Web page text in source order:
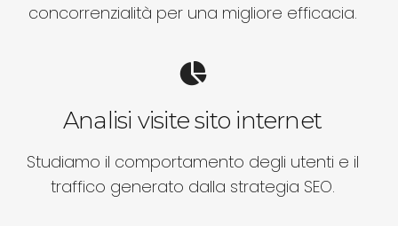
concorrenzialità per una migliore efficacia.
Analisi visite sito internet
Studiamo il comportamento degli utenti e il
traffico generato dalla strategia SEO.